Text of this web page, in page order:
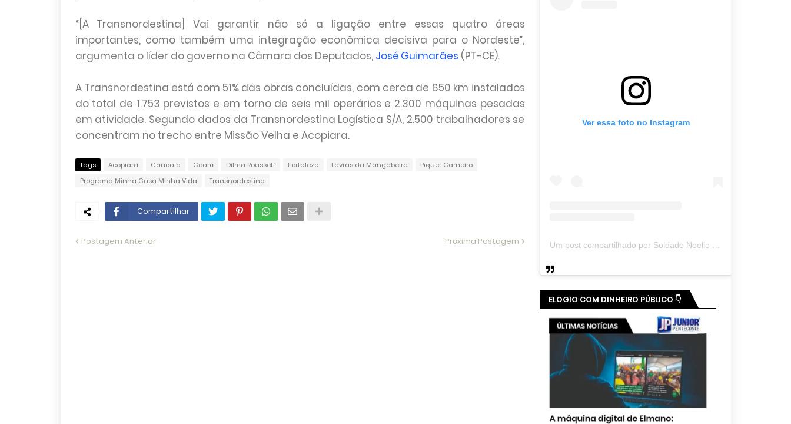
“[A Transnordestina] Vai garantir não só a ligação entre essas quatro áreas
importantes, como também uma integração econômica decisiva para o Nordeste”,
argumenta o líder do governo na Câmara dos Deputados, José Guimarães (PT-CE).
A Transnordestina está com 51% das obras concluídas, com cerca de 650 km instalados
do total de 1.753 previstos e em torno de seis mil operários e 2.300 máquinas pesadas
em atividade. Segundo dados da Transnordestina Logística S/A, 2.500 trabalhadores se
concentram no trecho entre Missão Velha e Acopiara.
Tags Acopiara Caucaia Ceará Dilma Rousseff Fortaleza Lavras da Mangabeira
Piquet Carneiro
Programa Minha Casa Minha Vida
Transnordestina
Compartilhar
Postagem Anterior Próxima Postagem
Ver essa foto no Instagram
Um post compartilhado por Soldado Noelio (@soldadonoelio)
ELOGIO COM DINHEIRO PÚBLICO 👇